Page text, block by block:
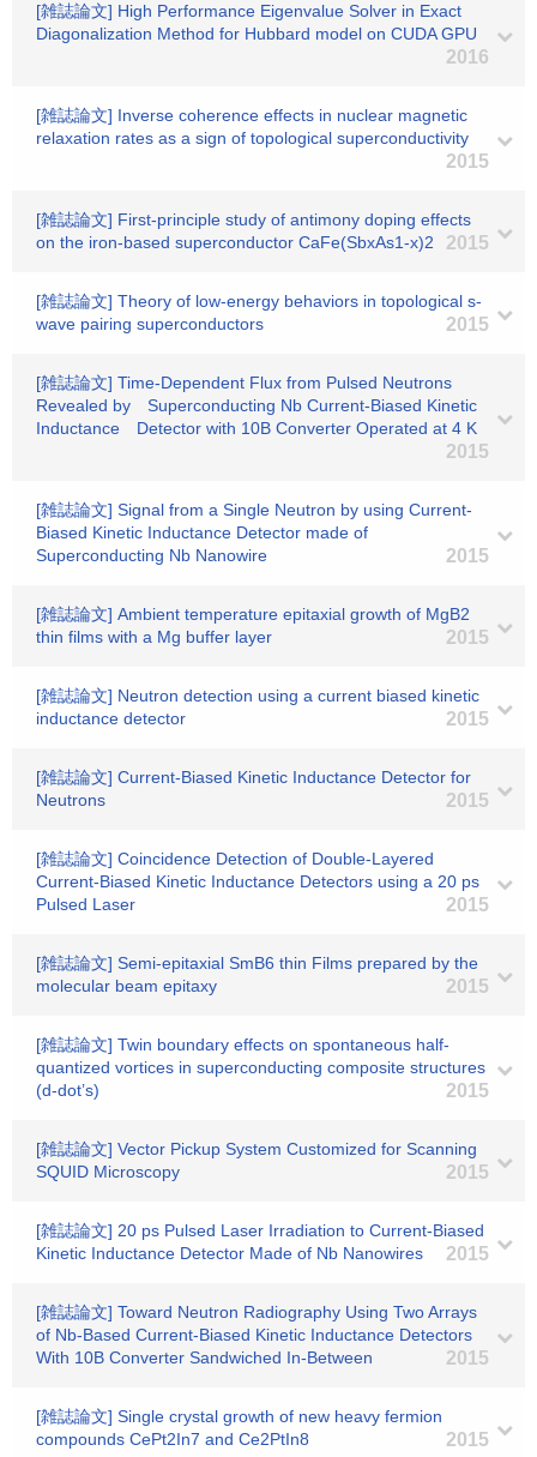
[雑誌論文] High Performance Eigenvalue Solver in Exact
Diagonalization Method for Hubbard model on CUDA GPU
2016
[雑誌論文] Inverse coherence effects in nuclear magnetic
relaxation rates as a sign of topological superconductivity
2015
[雑誌論文] First-principle study of antimony doping effects
on the iron-based superconductor CaFe(SbxAs1-x)2
2015
[雑誌論文] Theory of low-energy behaviors in topological s-
wave pairing superconductors
2015
[雑誌論文] Time-Dependent Flux from Pulsed Neutrons
Revealed by Superconducting Nb Current-Biased Kinetic
Inductance Detector with 10B Converter Operated at 4 K
2015
[雑誌論文] Signal from a Single Neutron by using Current-
Biased Kinetic Inductance Detector made of
Superconducting Nb Nanowire
2015
[雑誌論文] Ambient temperature epitaxial growth of MgB2
thin films with a Mg buffer layer
2015
[雑誌論文] Neutron detection using a current biased kinetic
inductance detector
2015
[雑誌論文] Current-Biased Kinetic Inductance Detector for
Neutrons
2015
[雑誌論文] Coincidence Detection of Double-Layered
Current-Biased Kinetic Inductance Detectors using a 20 ps
Pulsed Laser
2015
[雑誌論文] Semi-epitaxial SmB6 thin Films prepared by the
molecular beam epitaxy
2015
[雑誌論文] Twin boundary effects on spontaneous half-
quantized vortices in superconducting composite structures
(d-dot’s)
2015
[雑誌論文] Vector Pickup System Customized for Scanning
SQUID Microscopy
2015
[雑誌論文] 20 ps Pulsed Laser Irradiation to Current-Biased
Kinetic Inductance Detector Made of Nb Nanowires
2015
[雑誌論文] Toward Neutron Radiography Using Two Arrays
of Nb-Based Current-Biased Kinetic Inductance Detectors
With 10B Converter Sandwiched In-Between
2015
[雑誌論文] Single crystal growth of new heavy fermion
compounds CePt2In7 and Ce2PtIn8
2015